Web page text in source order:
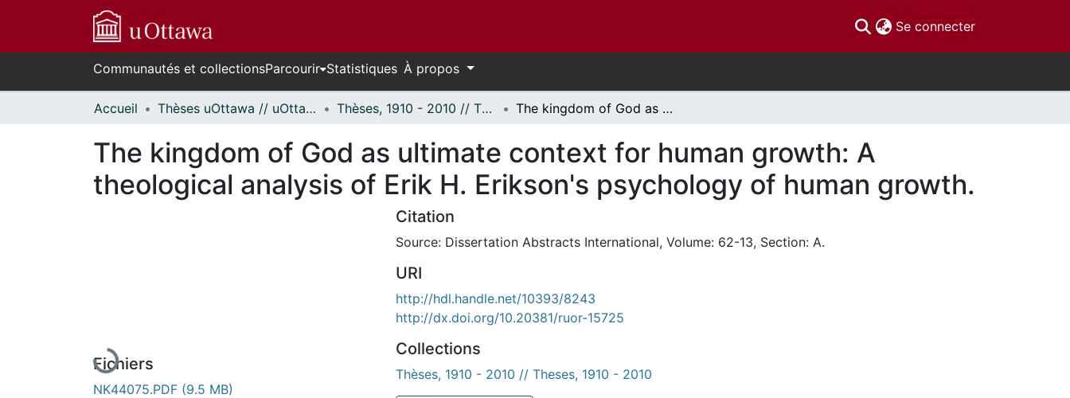
Se connecter(current)
Communautés et collectionsParcourir Statistiques À propos
Accueil Thèses uOttawa // uOttawa Theses Thèses, 1910 - 2010 // Theses, 1910 - 2010 The kingdom of God as ultimate context for human growth: A theological analysis of Erik H. Erikson's psychology of human growth.
The kingdom of God as ultimate context for human growth: A
theological analysis of Erik H. Erikson's psychology of human growth.
En cours de chargement...
Fichiers
NK44075.PDF (9.5 MB)
Citation
Source: Dissertation Abstracts International, Volume: 62-13, Section: A.
URI
http://hdl.handle.net/10393/8243
http://dx.doi.org/10.20381/ruor-15725
Collections
Thèses, 1910 - 2010 // Theses, 1910 - 2010